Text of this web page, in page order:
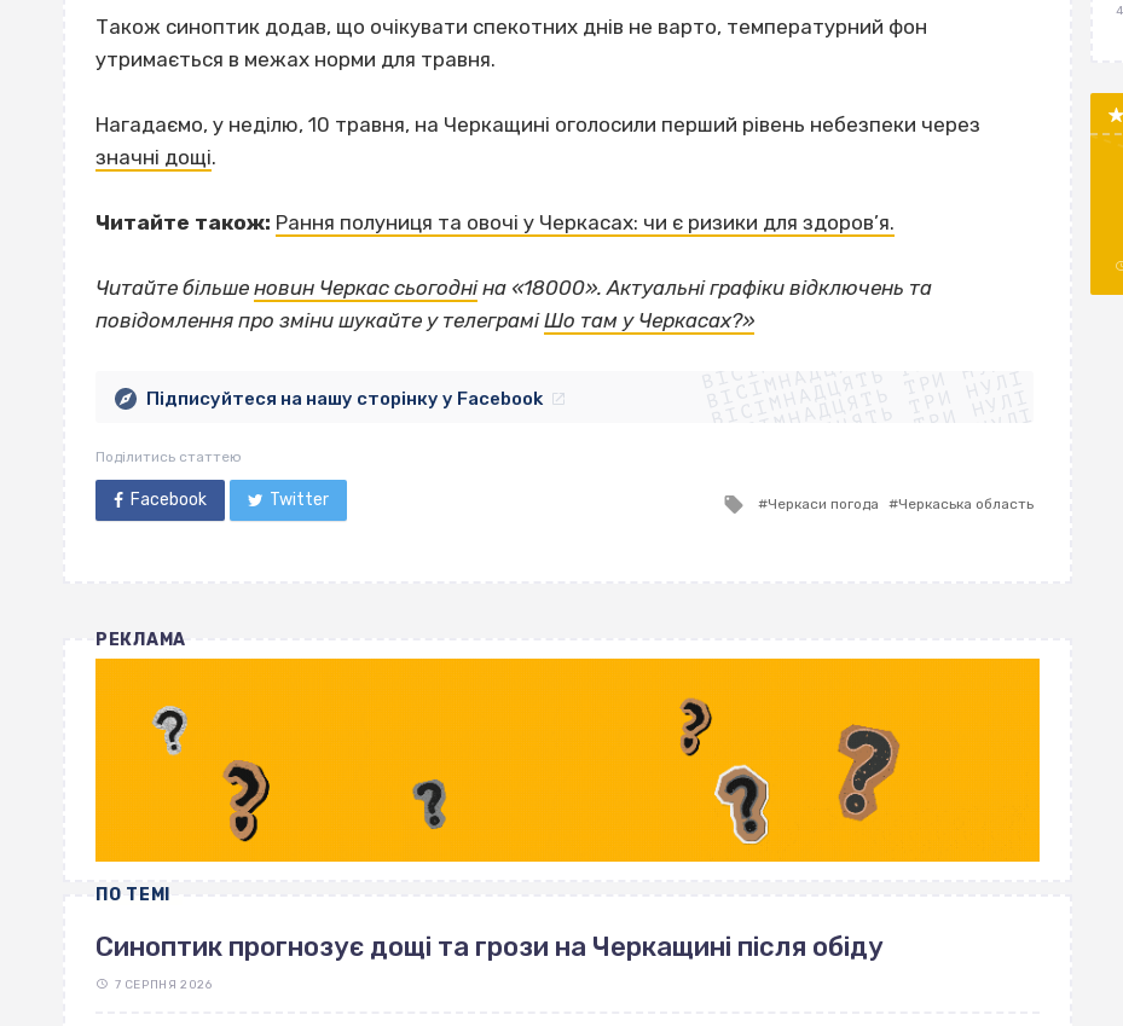
Також синоптик додав, що очікувати спекотних днів не варто, температурний фон
утримається в межах норми для травня.
Нагадаємо, у неділю, 10 травня, на Черкащині оголосили перший рівень небезпеки через
значні дощі.
Читайте також: Рання полуниця та овочі у Черкасах: чи є ризики для здоров’я.
Читайте більше новин Черкас сьогодніна «18000». Актуальні графіки відключень та
повідомлення про зміни шукайте у телеграміШо там у Черкасах?»ВІСІМНАДЦЯТЬ ТРИ НУЛІ
ВІСІМНАДЦЯТЬ ТРИ НУЛІ
ВІСІМНАДЦЯТЬ ТРИ НУЛІ
ВІСІМНАДЦЯТЬ ТРИ НУЛІ
ВІСІМНАДЦЯТЬ ТРИ НУЛІ
ВІСІМНАДЦЯТЬ ТРИ НУЛІ
ВІСІМНАДЦЯТЬ ТРИ НУЛІ
ВІСІМНАДЦЯТЬ ТРИ НУЛІ
Підписуйтеся на нашу сторінку у Facebook
Поділитись статтею
Facebook Twitter
Tagged
Черкаси погода Черкаська область
РЕКЛАМА
ПО ТЕМІ
Синоптик прогнозує дощі та грози на Черкащині після обіду
7 СЕРПНЯ 2026